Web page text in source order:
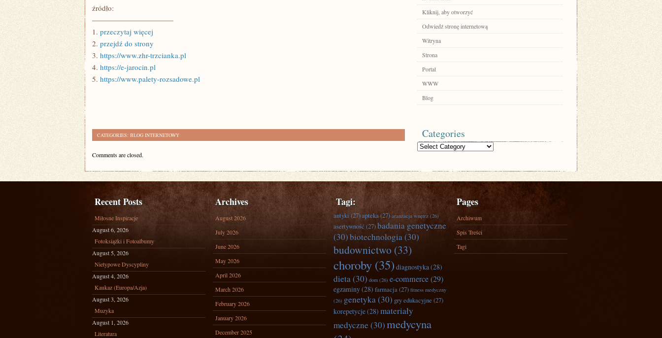
źródło:
———————————
1. przeczytaj więcej
2. przejdź do strony
3. https://www.zhr-trzcianka.pl
4. https://e-jarocin.pl
5. https://www.palety-rozsadowe.pl
CATEGORIES: BLOG INTERNETOWY
Comments are closed.
Kliknij, aby otworzyć
Odwiedź stronę internetową
Witryna
Strona
Portal
WWW
Blog
Categories
Categories
Recent Posts
Miłosne Inspiracje
August 6, 2026
Fotoksiążki i Fotoalbumy
August 5, 2026
Nietypowe Dyscypliny
August 4, 2026
Kaukaz (Europa/Azja)
August 3, 2026
Muzyka
August 1, 2026
Literatura
Archives
August 2026
July 2026
June 2026
May 2026
April 2026
March 2026
February 2026
January 2026
December 2025
Tagi:
antyki(27)apteka(27) aranżacja wnętrz (26)
asertywność (27)badania genetyczne
(30)biotechnologia(30)
budownictwo (33)
choroby (35) diagnostyka(28)
dieta(30) dom (26) e-commerce(29)
egzaminy(28) farmacja(27) fitness medyczny
(26) genetyka(30) gry edukacyjne (27)
korepetycje(28) materiały
medyczne (30)medycyna
Pages
Archiwum
Spis Treści
Tagi